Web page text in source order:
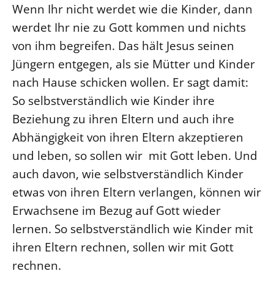
Wenn Ihr nicht werdet wie die Kinder, dann
werdet Ihr nie zu Gott kommen und nichts
von ihm begreifen. Das hält Jesus seinen
Jüngern entgegen, als sie Mütter und Kinder
nach Hause schicken wollen. Er sagt damit:
So selbstverständlich wie Kinder ihre
Beziehung zu ihren Eltern und auch ihre
Abhängigkeit von ihren Eltern akzeptieren
und leben, so sollen wir mit Gott leben. Und
auch davon, wie selbstverständlich Kinder
etwas von ihren Eltern verlangen, können wir
Erwachsene im Bezug auf Gott wieder
lernen. So selbstverständlich wie Kinder mit
ihren Eltern rechnen, sollen wir mit Gott
rechnen.
Fundraising
IT-Service
Corporate Design
Interventionsplan
Jahresgespräche
Kantine Speiseplan
Kirchliches Amtsblatt
Kirchliche Verwaltung
Klimaschutzgesetz
Kunstreferat
NKVK
Öffentlichkeitsarbeit
Personalausschuss
Projektmanagement